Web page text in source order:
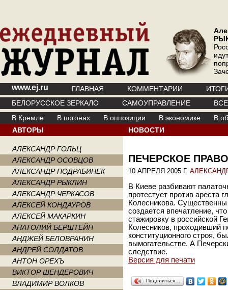
www.ej.ru ГЛАВНАЯ КОММЕНТАРИИ
БЕЛОРУССКОЕ ЗЕРКАЛО
САМОУПРАВЛЕНИЕ
В Кремле
В погонах В оппозиции В экономике
В
АВТОРЫ
АЛЕКСАНДР ГОЛЬЦ
АЛЕКСАНДР ОСОВЦОВ
АЛЕКСАНДР ПОДРАБИНЕК
АЛЕКСАНДР РЫКЛИН
АЛЕКСАНДР ЧЕРКАСОВ
АЛЕКСЕЙ КОНДАУРОВ
АЛЕКСЕЙ МАКАРКИН
АНАТОЛИЙ БЕРШТЕЙН
АНДЖЕЙ БЕЛОВРАНИН
АНДРЕЙ СОЛДАТОВ
АНТОН ОРЕХЪ
ВИКТОР ШЕНДЕРОВИЧ
ВЛАДИМИР ВОЛКОВ
НОВОСТИ
ПЕЧЕРСКОЕ
10 АПРЕЛЯ 2005 Г.
В Киеве разбивают
протестует против ареста
Колесникова. Существенны
создается впечатление,
стажировку в российской
Колесников, проходивший
конституционного строя,
вымогательстве. А
следствие.
Версия для печати
Поделиться…